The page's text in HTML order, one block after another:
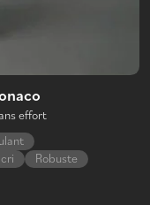
effort
Robuste